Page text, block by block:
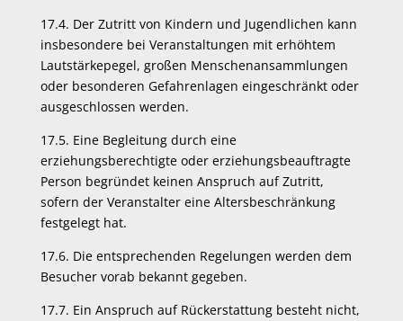
17.4. Der Zutritt von Kindern und Jugendlichen kann
insbesondere bei Veranstaltungen mit erhöhtem
Lautstärkepegel, großen Menschenansammlungen
oder besonderen Gefahrenlagen eingeschränkt oder
ausgeschlossen werden.
17.5. Eine Begleitung durch eine
erziehungsberechtigte oder erziehungsbeauftragte
Person begründet keinen Anspruch auf Zutritt,
sofern der Veranstalter eine Altersbeschränkung
festgelegt hat.
17.6. Die entsprechenden Regelungen werden dem
Besucher vorab bekannt gegeben.
17.7. Ein Anspruch auf Rückerstattung besteht nicht,